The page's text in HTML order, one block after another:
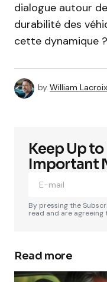
dialogue autour
durabilité des
cette dynamique ?
by William Lacroix
Keep Up
Important
By pressing the
read and are agreeing
Read more